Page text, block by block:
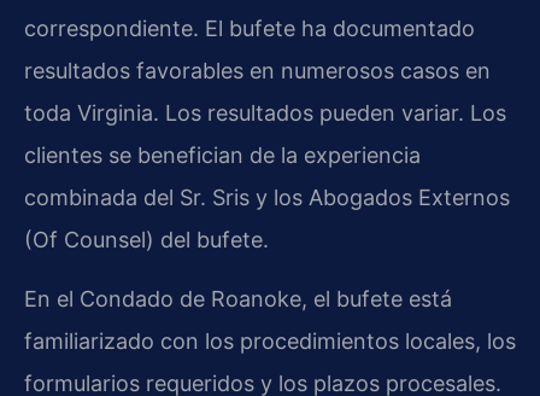
correspondiente. El bufete ha documentado
resultados favorables en numerosos casos en
toda Virginia. Los resultados pueden variar. Los
clientes se benefician de la experiencia
combinada del Sr. Sris y los Abogados Externos
(Of Counsel) del bufete.
En el Condado de Roanoke, el bufete está
familiarizado con los procedimientos locales, los
formularios requeridos y los plazos procesales.